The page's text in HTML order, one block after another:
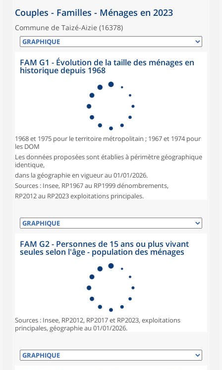
Couples - Familles - Ménages en 2023
Commune de Taizé-Aizie (16378)
FAM G1 - Évolution de la taille des ménages en
historique depuis 1968
1968 et 1975 pour le territoire métropolitain ; 1967 et 1974 pour
les DOM
Les données proposées sont établies à périmètre géographique
identique,
dans la géographie en vigueur au 01/01/2026.
Sources : Insee, RP1967 au RP1999 dénombrements,
RP2012 au RP2023 exploitations principales.
FAM G2 - Personnes de 15 ans ou plus vivant
seules selon l'âge - population des ménages
Sources : Insee, RP2012, RP2017 et RP2023, exploitations
principales, géographie au 01/01/2026.